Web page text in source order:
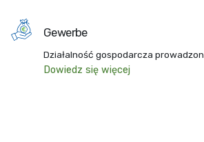
Gewerbe
Działalność gospodarcza
Dowiedz się więcej